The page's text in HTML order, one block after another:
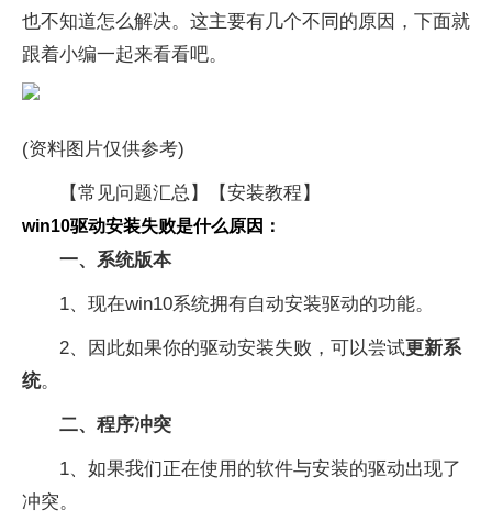
也不知道怎么解决。这主要有几个不同的原因，下面就
跟着小编一起来看看吧。
(资料图片仅供参考)
【常见问题汇总】【安装教程】
win10驱动安装失败是什么原因：
一、系统版本
1、现在win10系统拥有自动安装驱动的功能。
2、因此如果你的驱动安装失败，可以尝试更新系
统。
二、程序冲突
1、如果我们正在使用的软件与安装的驱动出现了
冲突。